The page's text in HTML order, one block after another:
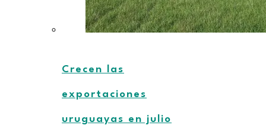
Crecen las
exportaciones
uruguayas en julio